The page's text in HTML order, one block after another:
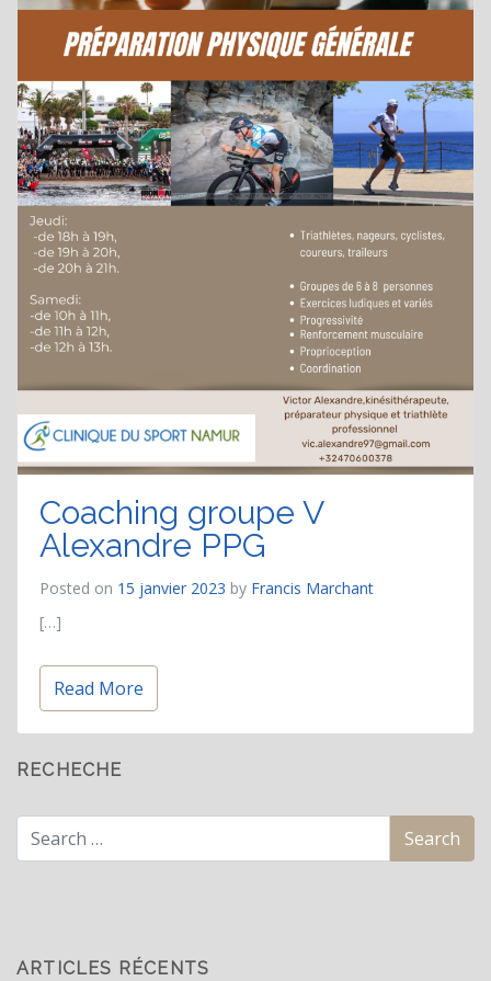
Coaching groupe V
Alexandre PPG
Posted on 15 janvier 2023 by Francis Marchant
[…]
Read More
RECHECHE
ARTICLES RÉCENTS